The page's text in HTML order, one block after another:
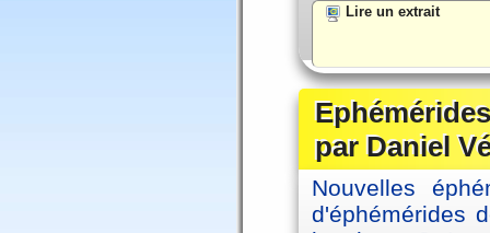
Lire un extrait
par Daniel
Nouvelles
d'éphémérides